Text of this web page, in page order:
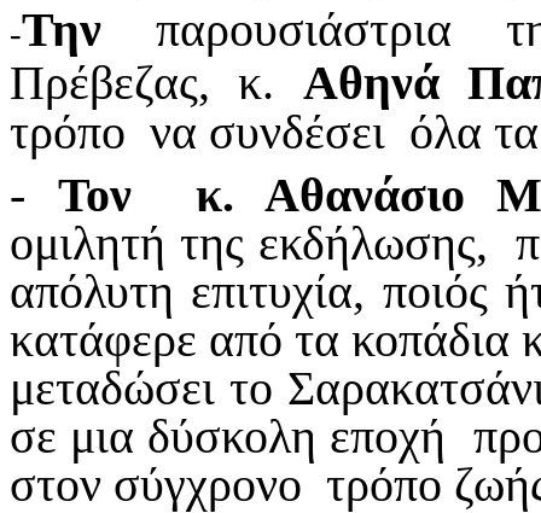
-Την παρουσιάστρια
Πρέβεζας, κ. Αθηνά
τρόπο να συνδέσει όλα
- Τον
κ. Αθανάσιο
ομιλητή της εκδήλωσης,
απόλυτη επιτυχία, ποιός
κατάφερε από τα κοπάδια
μεταδώσει το
σε μια δύσκολη εποχή
στον σύγχρονο τρόπο